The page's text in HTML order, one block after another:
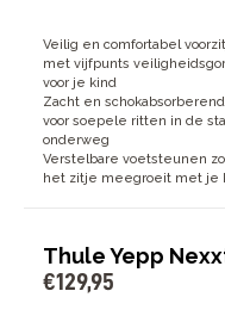
Veilig en comfortabel
met vijfpunts
voor je kind
Zacht en
voor soepele ritten in de
onderweg
Verstelbare voetsteunen
het zitje meegroeit met je
Thule Yepp
€129,95